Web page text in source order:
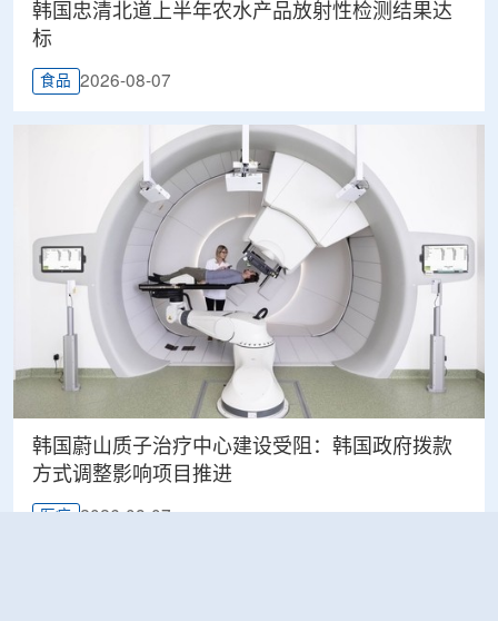
韩国忠清北道上半年农水产品放射性检测结果达
标
食品 2026-08-07
韩国蔚山质子治疗中心建设受阻：韩国政府拨款
方式调整影响项目推进
医疗 2026-08-07